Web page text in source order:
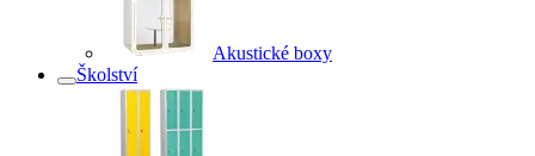
Akustické boxy
Školství